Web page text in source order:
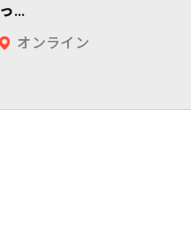
っ...
オンライン